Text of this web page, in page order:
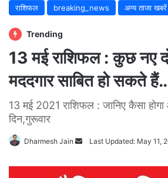
राशिफल breaking_news अन्य ताजा खबरें
Trending
13 मई राशिफल : कुछ नए
मददगार साबित हो सकते
13 मई 2021 राशिफल : जानिए कैसा
दिन,गुरूवार
Dharmesh Jain
Send
Last Updated: May 11,